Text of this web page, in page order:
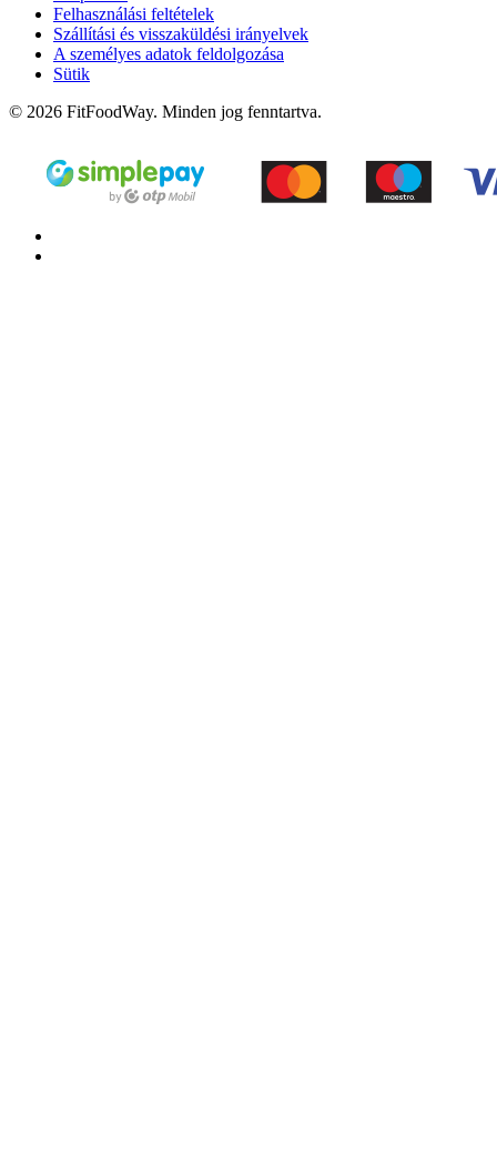
Felhasználási feltételek
Szállítási és visszaküldési irányelvek
A személyes adatok feldolgozása
Sütik
© 2026 FitFoodWay. Minden jog fenntartva.